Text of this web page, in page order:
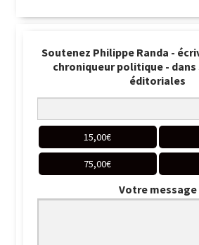
Soutenez Philippe Randa -
chroniqueur politique -
éditoriales
15,00€
75,00€
Votre message